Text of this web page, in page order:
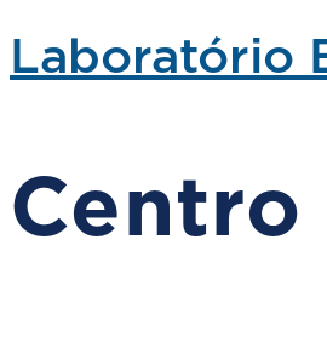
Laboratório
Centro